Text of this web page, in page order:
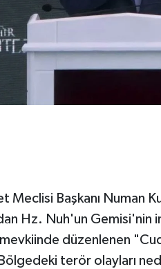
Meclisi Başkanı Numan
Hz. Nuh'un Gemisi'nin
düzenlenen
terör olayları